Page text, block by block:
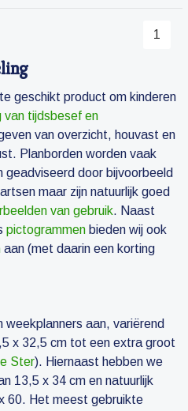
1
geschikt product om kinderen
van tijdsbesef en
van overzicht, houvast en
Planborden worden vaak
door bijvoorbeeld
maar zijn natuurlijk goed
van gebruik. Naast
pictogrammen bieden wij ook
aan (met daarin een korting
aan, variërend
x 32,5 cm tot een extra groot
Ster). Hiernaast hebben we
13,5 x 34 cm en natuurlijk
60. Het meest gebruikte